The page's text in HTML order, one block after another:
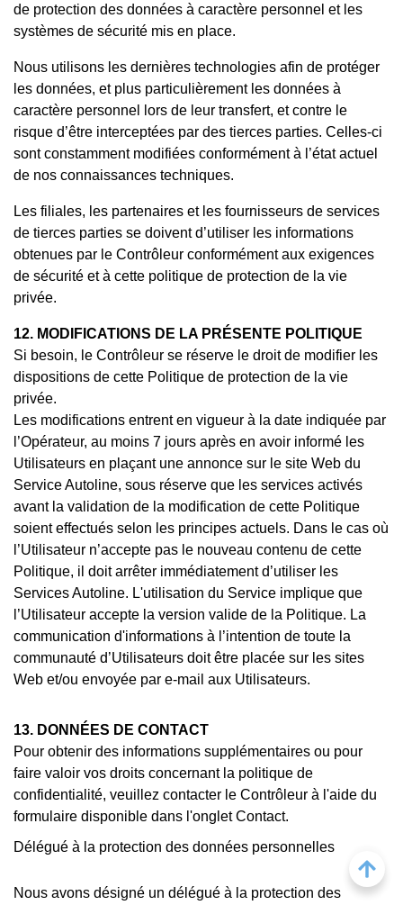
de protection des données à caractère personnel et les
systèmes de sécurité mis en place.
Nous utilisons les dernières technologies afin de protéger
les données, et plus particulièrement les données à
caractère personnel lors de leur transfert, et contre le
risque d’être interceptées par des tierces parties. Celles-ci
sont constamment modifiées conformément à l’état actuel
de nos connaissances techniques.
Les filiales, les partenaires et les fournisseurs de services
de tierces parties se doivent d’utiliser les informations
obtenues par le Contrôleur conformément aux exigences
de sécurité et à cette politique de protection de la vie
privée.
12. MODIFICATIONS DE LA PRÉSENTE POLITIQUE
Si besoin, le Contrôleur se réserve le droit de modifier les
dispositions de cette Politique de protection de la vie
privée.
Les modifications entrent en vigueur à la date indiquée par
l’Opérateur, au moins 7 jours après en avoir informé les
Utilisateurs en plaçant une annonce sur le site Web du
Service Autoline, sous réserve que les services activés
avant la validation de la modification de cette Politique
soient effectués selon les principes actuels. Dans le cas où
l’Utilisateur n’accepte pas le nouveau contenu de cette
Politique, il doit arrêter immédiatement d’utiliser les
Services Autoline. L'utilisation du Service implique que
l’Utilisateur accepte la version valide de la Politique. La
communication d'informations à l’intention de toute la
communauté d’Utilisateurs doit être placée sur les sites
Web et/ou envoyée par e-mail aux Utilisateurs.
13. DONNÉES DE CONTACT
Pour obtenir des informations supplémentaires ou pour
faire valoir vos droits concernant la politique de
confidentialité, veuillez contacter le Contrôleur à l'aide du
formulaire disponible dans l'onglet Contact.
Délégué à la protection des données personnelles
Nous avons désigné un délégué à la protection des